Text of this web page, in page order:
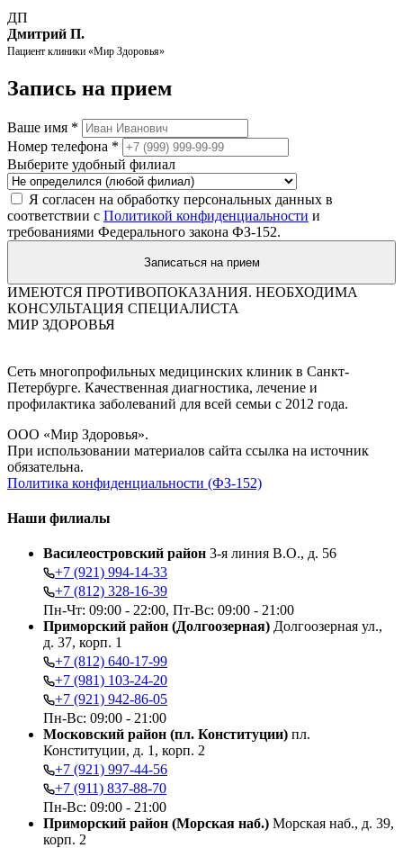
ДП
Дмитрий П.
Пациент клиники «Мир Здоровья»
Запись на прием
Ваше имя *
Номер телефона *
Выберите удобный филиал
Я согласен на обработку персональных данных в
соответствии с Политикой конфиденциальности и
требованиями Федерального закона ФЗ-152.
Записаться на прием
ИМЕЮТСЯ ПРОТИВОПОКАЗАНИЯ. НЕОБХОДИМА
КОНСУЛЬТАЦИЯ СПЕЦИАЛИСТА
МИР ЗДОРОВЬЯ
Сеть многопрофильных медицинских клиник в Санкт-
Петербурге. Качественная диагностика, лечение и
профилактика заболеваний для всей семьи с 2012 года.
ООО «Мир Здоровья».
При использовании материалов сайта ссылка на источник
обязательна.
Политика конфиденциальности (ФЗ-152)
Наши филиалы
Василеостровский район 3-я линия В.О., д. 56
+7 (921) 994-14-33
+7 (812) 328-16-39
Пн-Чт: 09:00 - 22:00, Пт-Вс: 09:00 - 21:00
Приморский район (Долгоозерная) Долгоозерная ул.,
д. 37, корп. 1
+7 (812) 640-17-99
+7 (981) 103-24-20
+7 (921) 942-86-05
Пн-Вс: 09:00 - 21:00
Московский район (пл. Конституции) пл.
Конституции, д. 1, корп. 2
+7 (921) 997-44-56
+7 (911) 837-88-70
Пн-Вс: 09:00 - 21:00
Приморский район (Морская наб.) Морская наб., д. 39,
корп. 2